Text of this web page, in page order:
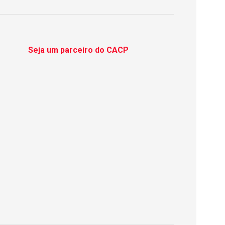
Seja um parceiro do CACP